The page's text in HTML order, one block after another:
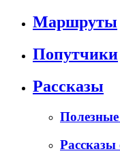
Маршруты
Попутчики
Рассказы
Полезные